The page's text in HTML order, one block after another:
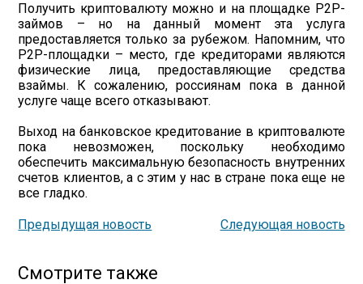
Получить криптовалюту можно и на площадке Р2Р-
займов – но на данный момент эта услуга
предоставляется только за рубежом. Напомним, что
Р2Р-площадки – место, где кредиторами являются
физические лица, предоставляющие средства
взаймы. К сожалению, россиянам пока в данной
услуге чаще всего отказывают.
Выход на банковское кредитование в криптовалюте
пока невозможен, поскольку необходимо
обеспечить максимальную безопасность внутренних
счетов клиентов, а с этим у нас в стране пока еще не
все гладко.
Предыдущая новость Следующая новость
Смотрите также